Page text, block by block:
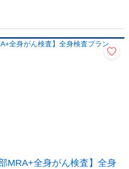
MRA+全身がん検査】全身